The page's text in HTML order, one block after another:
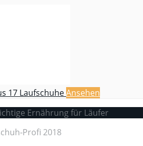
17 LaufschuheAnsehen
Ernährung für Läufer
Profi 2018